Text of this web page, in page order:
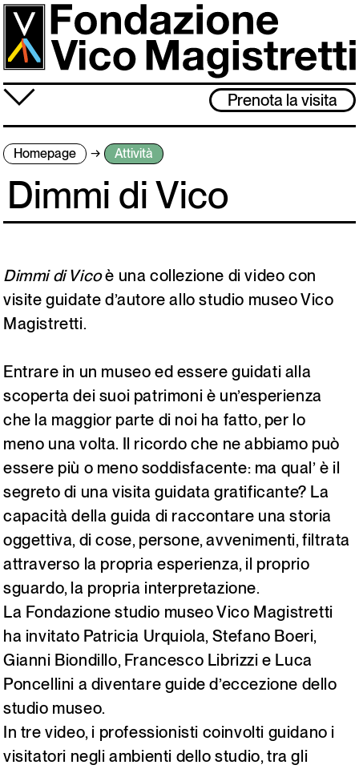
Salta
contenuto
principale
≡ Prenota la visita
Fondazione
Attività
Vico Magistretti
Archivio
Lo studio museo è chiuso dal 3 al 31 agosto. Ci rivediamo l’1 settembre!
Italiano English
Homepage Attività
Dimmi di Vico
Dimmi di Vicoè una collezione di video con
visite guidate d’autore allo studio museo Vico
Magistretti.
Entrare in un museo ed essere guidati alla
scoperta dei suoi patrimoni è un’esperienza
che la maggior parte di noi ha fatto, per lo
meno una volta. Il ricordo che ne abbiamo può
essere più o meno soddisfacente: ma qual’ è il
segreto di una visita guidata gratificante? La
capacità della guida di raccontare una storia
oggettiva, di cose, persone, avvenimenti, filtrata
attraverso la propria esperienza, il proprio
sguardo, la propria interpretazione.
La Fondazione studio museo Vico Magistretti
ha invitato Patricia Urquiola, Stefano Boeri,
Gianni Biondillo, Francesco Librizzi e Luca
Poncellini a diventare guide d’eccezione dello
studio museo.
In tre video, i professionisti coinvolti guidano i
visitatori negli ambienti dello studio, tra gli